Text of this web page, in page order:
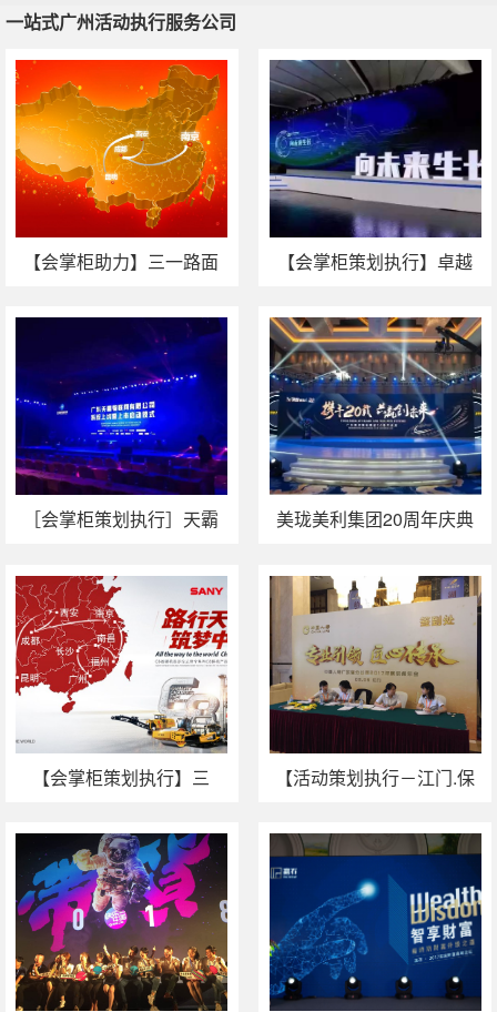
一站式广州活动执行服务公司
一站式广州活动执行服务公司
广州活动场地推荐 广州周年庆策划 广州大型活动公司
广州活动
策划公司
【会掌柜助力】三一路面
【会掌柜策划执行】卓越
［会掌柜策划执行］天霸
美珑美利集团20周年庆典
日酒店圆满落幕
【会掌柜策划执行】三
【活动策划执行－江门.保
——中国人寿广东省分公